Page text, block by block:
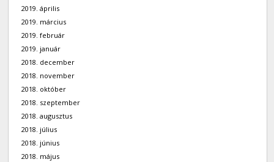
2019. április
2019. március
2019. február
2019. január
2018. december
2018. november
2018. október
2018. szeptember
2018. augusztus
2018. július
2018. június
2018. május